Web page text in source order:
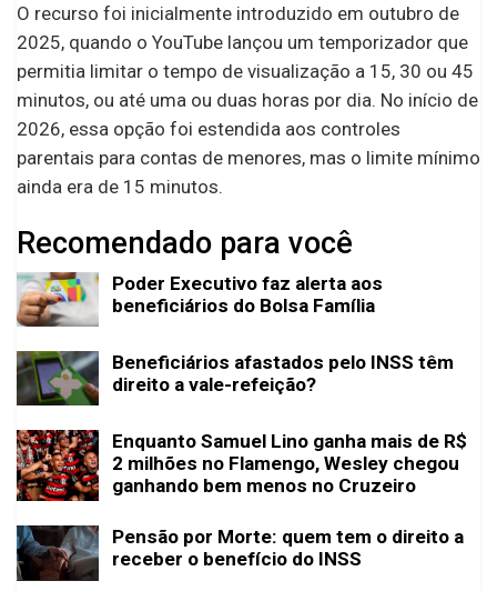
O recurso foi inicialmente introduzido em outubro de
2025, quando o YouTube lançou um temporizador que
permitia limitar o tempo de visualização a 15, 30 ou 45
minutos, ou até uma ou duas horas por dia. No início de
2026, essa opção foi estendida aos controles
parentais para contas de menores, mas o limite mínimo
ainda era de 15 minutos.
Recomendado para você
Poder Executivo faz alerta aos
beneficiários do Bolsa Família
Beneficiários afastados pelo INSS têm
direito a vale-refeição?
Enquanto Samuel Lino ganha mais de R$
2 milhões no Flamengo, Wesley chegou
ganhando bem menos no Cruzeiro
Pensão por Morte: quem tem o direito a
receber o benefício do INSS